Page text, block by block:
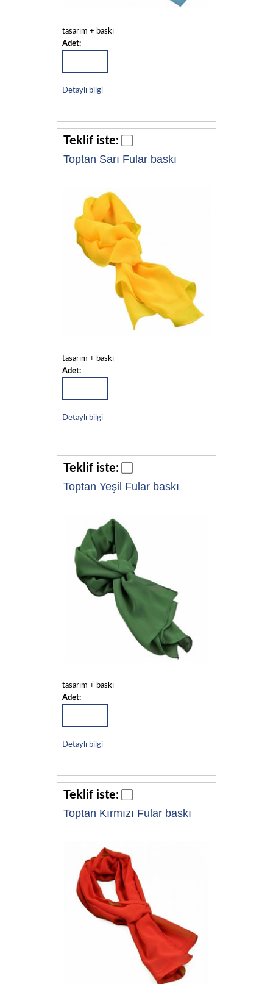
tasarım + baskı
Adet:
Detaylı bilgi
Teklif iste:
Toptan Sarı Fular baskı
tasarım + baskı
Adet:
Detaylı bilgi
Teklif iste:
Toptan Yeşil Fular baskı
tasarım + baskı
Adet:
Detaylı bilgi
Teklif iste:
Toptan Kırmızı Fular baskı